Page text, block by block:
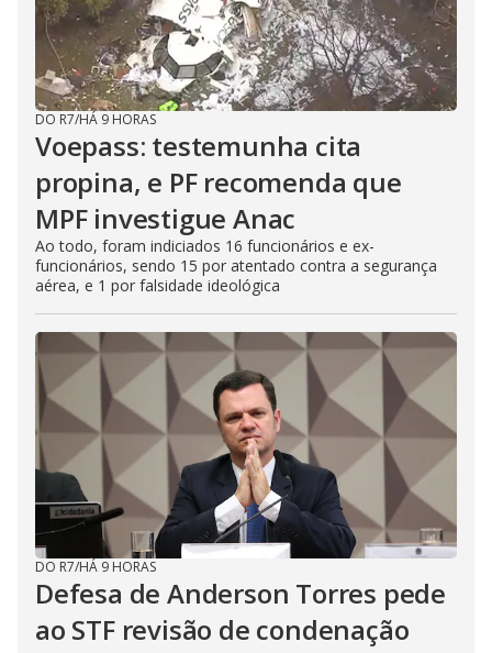
DO R7/HÁ 9 HORAS
Voepass: testemunha cita
propina, e PF recomenda que
MPF investigue Anac
Ao todo, foram indiciados 16 funcionários e ex-
funcionários, sendo 15 por atentado contra a segurança
aérea, e 1 por falsidade ideológica
DO R7/HÁ 9 HORAS
Defesa de Anderson Torres pede
ao STF revisão de condenação